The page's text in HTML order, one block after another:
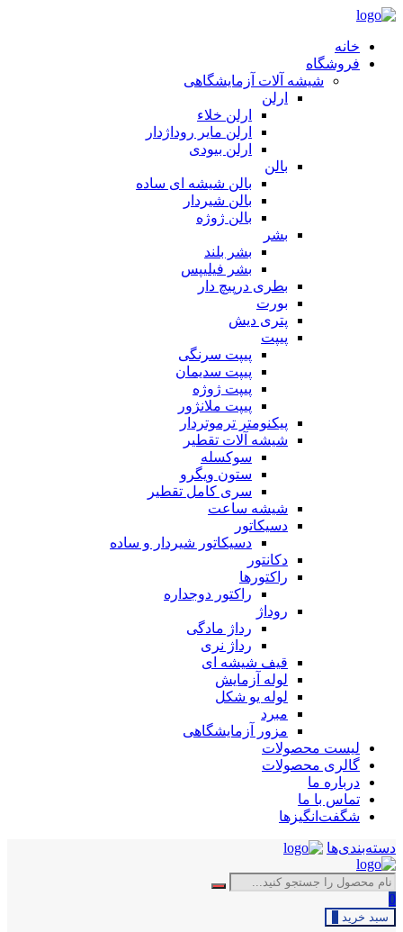
خانه
فروشگاه
شیشه آلات آزمایشگاهی
ارلن
ارلن خلاء
ارلن مایر روداژدار
ارلن بیودی
بالن
بالن شیشه ای ساده
بالن شیردار
بالن ژوژه
بشر
بشر بلند
بشر فیلیپس
بطری درپیچ دار
بورت
پتری دیش
پیپت
پیپت سرنگی
پیپت سدیمان
پیپت ژوژه
پیپت ملانژور
پیکنومتر ترموتردار
شیشه آلات تقطیر
سوکسله
ستون ویگرو
سری کامل تقطیر
شیشه ساعت
دسیکاتور
دسیکاتور شیردار و ساده
دکانتور
راکتورها
راکتور دوجداره
روداژ
رداژ مادگی
رداژ نری
قیف شیشه ای
لوله آزمایش
لوله یو شکل
مبرد
مزور آزمایشگاهی
لیست محصولات
گالری محصولات
درباره ما
تماس با ما
شگفت‌انگیزها
دسته‌بندی‌ها
0
سبد خرید